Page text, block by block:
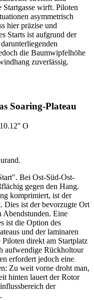
wirft. Piloten
asymmetrisch
hier präzise und
Starts ist aufgrund der
die Baumwipfelhöhe
zuverlässig.
Soaring-Plateau
O
Bei Ost-Süd-Ost-
gegen den Hang.
komprimiert, ist der
Dies ist der bevorzugte Ort
Abendstunden. Eine
ist die Option des
und der laminaren
direkt am Startplatz
aufwendige Rückholtour
erfordert jedoch eine
Zu weit vorne droht man,
hinten lauert der Rotor
der